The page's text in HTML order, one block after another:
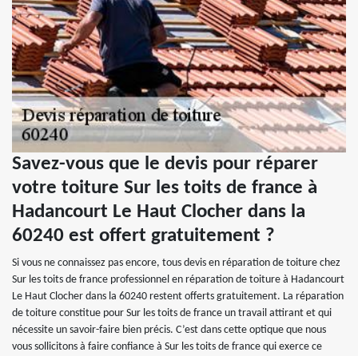
Savez-vous que le devis pour réparer
votre toiture Sur les toits de france à
Hadancourt Le Haut Clocher dans la
60240 est offert gratuitement ?
Si vous ne connaissez pas encore, tous devis en réparation de toiture chez
Sur les toits de france professionnel en réparation de toiture à Hadancourt
Le Haut Clocher dans la 60240 restent offerts gratuitement. La réparation
de toiture constitue pour Sur les toits de france un travail attirant et qui
nécessite un savoir-faire bien précis. C’est dans cette optique que nous
vous sollicitons à faire confiance à Sur les toits de france qui exerce ce